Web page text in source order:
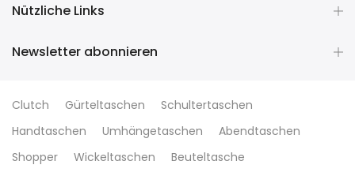
Nützliche Links
Newsletter abonnieren
Clutch Gürteltaschen
Schultertaschen
Handtaschen
Umhängetaschen
Abendtaschen
Shopper
Wickeltaschen
Beuteltasche